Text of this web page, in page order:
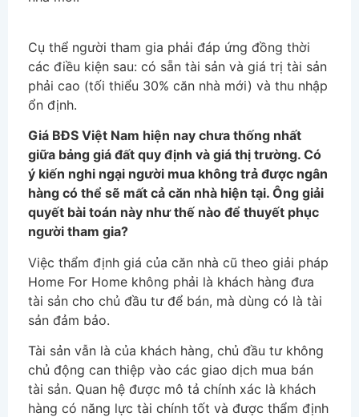
Cụ thể người tham gia phải đáp ứng đồng thời
các điều kiện sau: có sẵn tài sản và giá trị tài sản
phải cao (tối thiểu 30% căn nhà mới) và thu nhập
ổn định.
Giá BĐS Việt Nam hiện nay chưa thống nhất
giữa bảng giá đất quy định và giá thị trường. Có
ý kiến nghi ngại người mua không trả được ngân
hàng có thể sẽ mất cả căn nhà hiện tại. Ông giải
quyết bài toán này như thế nào để thuyết phục
người tham gia?
Việc thẩm định giá của căn nhà cũ theo giải pháp
Home For Home không phải là khách hàng đưa
tài sản cho chủ đầu tư để bán, mà dùng có là tài
sản đảm bảo.
Tài sản vẫn là của khách hàng, chủ đầu tư không
chủ động can thiệp vào các giao dịch mua bán
tài sản. Quan hệ được mô tả chính xác là khách
hàng có năng lực tài chính tốt và được thẩm định